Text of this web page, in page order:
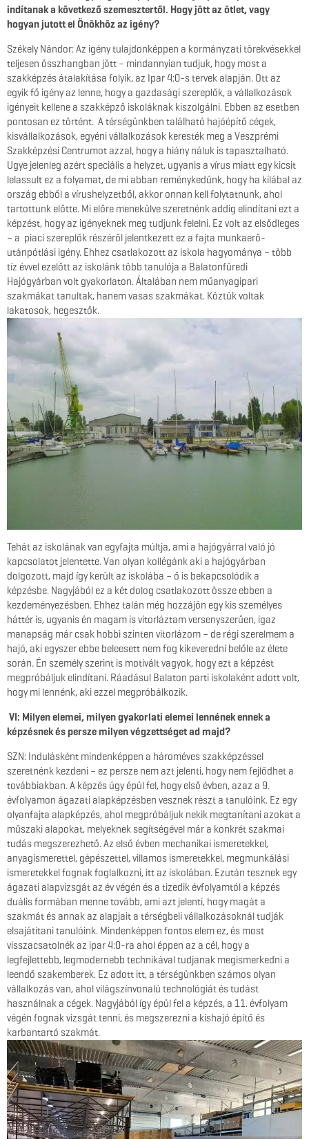
indítanak a következő szemesztertől. Hogy jött az ötlet, vagy
hogyan jutott el Önökhöz az igény?
Székely Nándor: Az igény tulajdonképpen a kormányzati törekvésekkel
teljesen összhangban jött – mindannyian tudjuk, hogy most a
szakképzés átalakítása folyik, az Ipar 4:0-s tervek alapján. Ott az
egyik fő igény az lenne, hogy a gazdasági szereplők, a vállalkozások
igényeit kellene a szakképző iskoláknak kiszolgálni. Ebben az esetben
pontosan ez történt. A térségünkben található hajóépítő cégek,
kisvállalkozások, egyéni vállalkozások keresték meg a Veszprémi
Szakképzési Centrumot azzal, hogy a hiány náluk is tapasztalható.
Ugye jelenleg azért speciális a helyzet, ugyanis a vírus miatt egy kicsit
lelassult ez a folyamat, de mi abban reménykedünk, hogy ha kilábal az
ország ebből a vírushelyzetből, akkor onnan kell folytatnunk, ahol
tartottunk előtte. Mi előre menekülve szeretnénk addig elindítani ezt a
képzést, hogy az igényeknek meg tudjunk felelni. Ez volt az elsődleges
– a piaci szereplők részéről jelentkezett ez a fajta munkaerő-
utánpótlási igény. Ehhez csatlakozott az iskola hagyománya – több
tíz évvel ezelőtt az iskolánk több tanulója a Balatonfüredi
Hajógyárban volt gyakorlaton. Általában nem műanyagipari
szakmákat tanultak, hanem vasas szakmákat. Köztük voltak
lakatosok, hegesztők.
Tehát az iskolának van egyfajta múltja, ami a hajógyárral való jó
kapcsolatot jelentette. Van olyan kollégánk aki a hajógyárban
dolgozott, majd így került az iskolába – ő is bekapcsolódik a
képzésbe. Nagyjából ez a két dolog csatlakozott össze ebben a
kezdeményezésben. Ehhez talán még hozzájön egy kis személyes
háttér is, ugyanis én magam is vitorláztam versenyszerűen, igaz
manapság már csak hobbi szinten vitorlázom – de régi szerelmem a
hajó, aki egyszer ebbe beleesett nem fog kikeveredni belőle az élete
során. Én személy szerint is motivált vagyok, hogy ezt a képzést
megpróbáljuk elindítani. Ráadásul Balaton parti iskolaként adott volt,
hogy mi lennénk, aki ezzel megpróbálkozik.
VI: Milyen elemei, milyen gyakorlati elemei lennének ennek a
képzésnek és persze milyen végzettséget ad majd?
SZN: Indulásként mindenképpen a hároméves szakképzéssel
szeretnénk kezdeni – ez persze nem azt jelenti, hogy nem fejlődhet a
továbbiakban. A képzés úgy épül fel, hogy első évben, azaz a 9.
évfolyamon ágazati alapképzésben vesznek részt a tanulóink. Ez egy
olyanfajta alapképzés, ahol megpróbáljuk nekik megtanítani azokat a
műszaki alapokat, melyeknek segítségével már a konkrét szakmai
tudás megszerezhető. Az első évben mechanikai ismeretekkel,
anyagismerettel, gépészettel, villamos ismeretekkel, megmunkálási
ismeretekkel fognak foglalkozni, itt az iskolában. Ezután tesznek egy
ágazati alapvizsgát az év végén és a tizedik évfolyamtól a képzés
duális formában menne tovább, ami azt jelenti, hogy magát a
szakmát és annak az alapjait a térségbeli vállalkozásoknál tudják
elsajátítani tanulóink. Mindenképpen fontos elem ez, és most
visszacsatolnék az ipar 4:0-ra ahol éppen az a cél, hogy a
legfejlettebb, legmodernebb technikával tudjanak megismerkedni a
leendő szakemberek. Ez adott itt, a térségünkben számos olyan
vállalkozás van, ahol világszínvonalú technológiát és tudást
használnak a cégek. Nagyjából így épül fel a képzés, a 11. évfolyam
végén fognak vizsgát tenni, és megszerezni a kishajó építő és
karbantartó szakmát.